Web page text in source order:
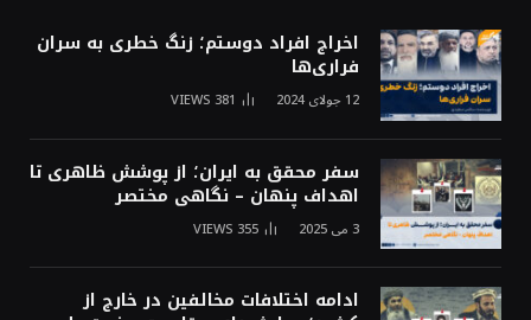
اخراج افراد دوستم؛ زنگ خطری به سران
فراری‌ها
12 جولای 2024 381
VIEWS
سفر محقق به ایران؛ از پوشش ظاهری تا
اهداف پنهان – نگاهی مختصر
3 می 2025 355
VIEWS
ادامه اختلافات مخالفین در خارج از